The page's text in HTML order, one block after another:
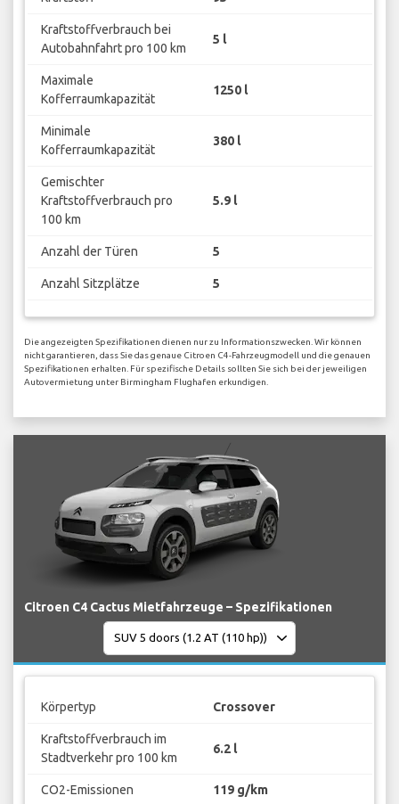
Kraftstoffverbrauch bei
Autobahnfahrt pro 100 km
5 l
Maximale
Kofferraumkapazität
1250 l
Minimale
Kofferraumkapazität
380 l
Gemischter
Kraftstoffverbrauch pro
100 km
5.9 l
Anzahl der Türen 5
Anzahl Sitzplätze 5
Die angezeigten Spezifikationen dienen nur zu Informationszwecken. Wir können
nicht garantieren, dass Sie das genaue Citroen C4-Fahrzeugmodell und die genauen
Spezifikationen erhalten. Für spezifische Details sollten Sie sich bei der jeweiligen
Autovermietung unter Birmingham Flughafen erkundigen.
Citroen C4 Cactus Mietfahrzeuge – Spezifikationen
Körpertyp Crossover
Kraftstoffverbrauch im
Stadtverkehr pro 100 km
6.2 l
CO2-Emissionen 119 g/km